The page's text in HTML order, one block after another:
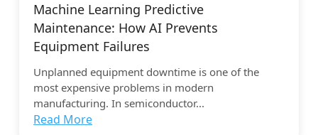
Machine Learning Predictive
Maintenance: How AI Prevents
Equipment Failures
Unplanned equipment downtime is one of the
most expensive problems in modern
manufacturing. In semiconductor...
Read More